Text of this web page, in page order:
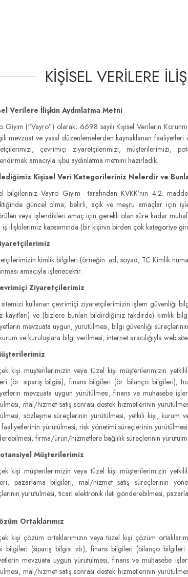
KIŞISEL VERILERE
Verilere İlişkin Aydınlatma Metni
Giyim (“Vayro”) olarak; 6698 sayılı Kişisel Verilerin
mevzuat ve yasal düzenlemelerden kaynaklanan faaliyetleri
çevrimiçi ziyaretçilerimizi, müşterilerimizi,
amacıyla işbu aydınlatma metnini hazırladık.
Kişisel Veri Kategorileriniz Nelerdir ve
bilgileriniz Vayro Giyim tarafından KVKK’nın 4.2.
güncel olma, belirli, açık ve meşru amaçlar için
veya işlendikleri amaç için gerekli olan süre kadar
iş ilişkilerimiz kapsamında (bir kişinin birden çok kategoriye
kimlik bilgileri (örneğin. ad, soyad, TC Kimlik
amacıyla işlenecektir.
Ziyaretçilerimiz
kullanan çevrimiçi ziyaretçilerimizin işlem güvenliği
kayıtları) ve (bizlere bunları bildirdiğiniz takdirde) kimlik
mevzuata uygun, yürütülmesi, bilgi güvenliği
ve kuruluşlara bilgi verilmesi, internet aracılığıyla web
kişi müşterilerimizin veya tüzel kişi müşterilerimizin
(ör. sipariş bilgisi), finans bilgileri (ör. bilanço bilgileri),
mevzuata uygun yürütülmesi, finans ve muhasebe
mal/hizmet satış sonrası destek hizmetlerinin
sözleşme süreçlerinin yürütülmesi, yetkili kişi, kurum
faaliyetlerinin yürütülmesi, risk yönetimi süreçlerinin
firma/ürün/hizmetlere bağlılık süreçlerinin
Müşterilerimiz
kişi müşterilerimizin veya tüzel kişi müşterilerimizin
pazarlama bilgileri; mal/hizmet satış süreçlerinin
yürütülmesi, ticari elektronik ileti gönderebilmesi,
Ortaklarımız
kişi çözüm ortaklarımızın veya tüzel kişi çözüm
bilgileri (sipariş bilgisi vb.), finans bilgileri (bilanço
mevzuata uygun yürütülmesi, finans ve muhasebe
mal/hizmet satış sonrası destek hizmetlerinin